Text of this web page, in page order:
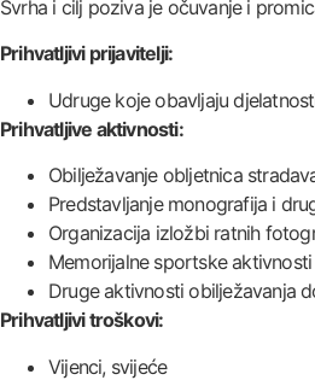
Svrha i cilj poziva je očuvanje i
Prihvatljivi prijavitelji:
Udruge koje obavljaju
Prihvatljive aktivnosti:
Obilježavanje obljetnica
Predstavljanje monografija i
Organizacija izložbi ratnih
Memorijalne sportske aktivnosti
Druge aktivnosti obilježavanja
Prihvatljivi troškovi:
Vijenci, svijeće